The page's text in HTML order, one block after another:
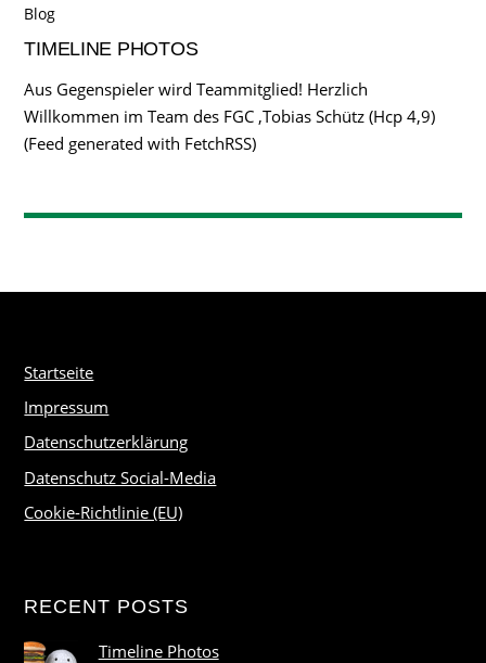
Blog
TIMELINE PHOTOS
Aus Gegenspieler wird Teammitglied! Herzlich
Willkommen im Team des FGC ,Tobias Schütz (Hcp 4,9)
(Feed generated with FetchRSS)
Startseite
Impressum
Datenschutzerklärung
Datenschutz Social-Media
Cookie-Richtlinie (EU)
RECENT POSTS
Timeline Photos